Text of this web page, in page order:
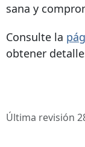
sana y
Consulte la
obtener
Última revisión